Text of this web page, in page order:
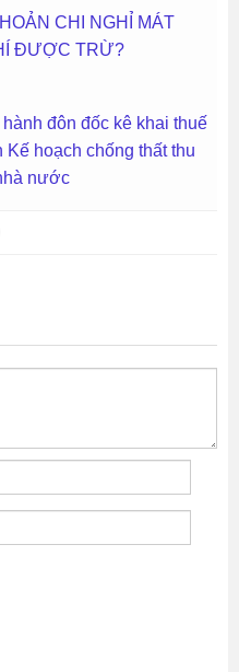
CHI NGHỈ MÁT
ĐƯỢC TRỪ?
đôn đốc kê khai thuế
Kế hoạch chống thất thu
nước